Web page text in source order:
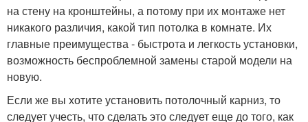
на стену на кронштейны, а потому при их монтаже нет
никакого различия, какой тип потолка в комнате. Их
главные преимущества - быстрота и легкость установки,
возможность беспроблемной замены старой модели на
новую.
Если же вы хотите установить потолочный карниз, то
следует учесть, что сделать это следует еще до того, как